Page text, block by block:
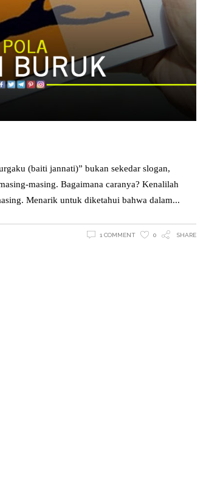
(baiti jannati)” bukan sekedar slogan,
masing. Bagaimana caranya? Kenalilah
Menarik untuk diketahui bahwa dalam
1 COMMENT 0 SHARE